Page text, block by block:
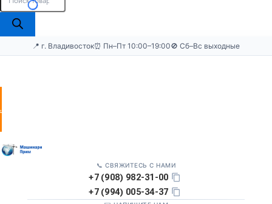
📍 г. Владивосток⏰ Пн–Пт 10:00–19:00🚫 Сб–Вс выходные
заявку
📞 СВЯЖИТЕСЬ С НАМИ
+7 (908) 982-31-00
+7 (994) 005-34-37